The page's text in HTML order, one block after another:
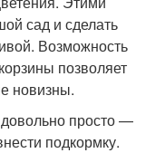
сад и сделать
Возможность
позволяет
новизны.
просто —
подкормку.